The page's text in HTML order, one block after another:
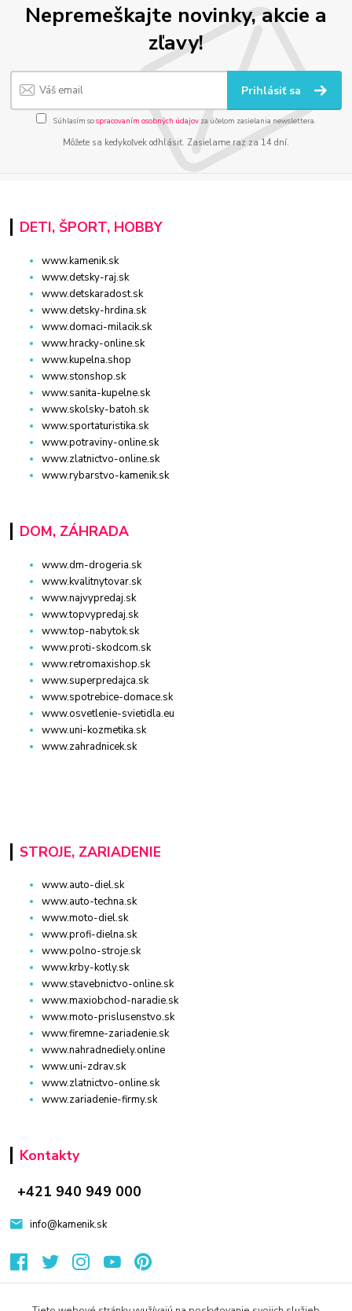
Nepremeškajte novinky, akcie a
zľavy!
Prihlásiť sa
Súhlasím sospracovaním osobných údajov za účelom zasielania newslettera.
Môžete sa kedykoľvek odhlásiť. Zasielame raz za 14 dní.
DETI, ŠPORT, HOBBY
www.kamenik.sk
www.detsky-raj.sk
www.detskaradost.sk
www.detsky-hrdina.sk
www.domaci-milacik.sk
www.hracky-online.sk
www.kupelna.shop
www.stonshop.sk
www.sanita-kupelne.sk
www.skolsky-batoh.sk
www.sportaturistika.sk
www.potraviny-online.sk
www.zlatnictvo-online.sk
www.rybarstvo-kamenik.sk
DOM, ZÁHRADA
www.dm-drogeria.sk
www.kvalitnytovar.sk
www.najvypredaj.sk
www.topvypredaj.sk
www.top-nabytok.sk
www.proti-skodcom.sk
www.retromaxishop.sk
www.superpredajca.sk
www.spotrebice-domace.sk
www.osvetlenie-svietidla.eu
www.uni-kozmetika.sk
www.zahradnicek.sk
STROJE, ZARIADENIE
www.auto-diel.sk
www.auto-techna.sk
www.moto-diel.sk
www.profi-dielna.sk
www.polno-stroje.sk
www.krby-kotly.sk
www.stavebnictvo-online.sk
www.maxiobchod-naradie.sk
www.moto-prislusenstvo.sk
www.firemne-zariadenie.sk
www.nahradnediely.online
www.uni-zdrav.sk
www.zlatnictvo-online.sk
www.zariadenie-firmy.sk
Kontakty
+421 940 949 000
info@kamenik.sk